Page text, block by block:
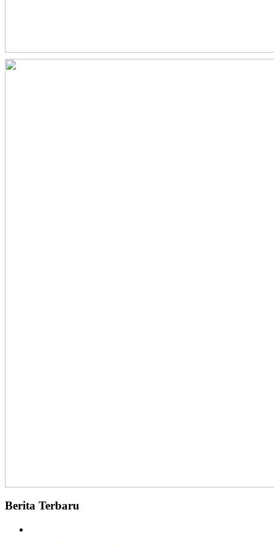
Berita Terbaru